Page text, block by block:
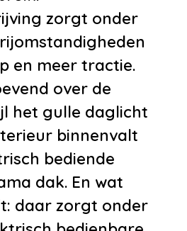
elektrisch
elektrisch
met verlichting
verwarmbaar
zorgt onder
en meer tractie.
over de
het gulle daglicht
binnenvalt
bediende
dak. En wat
daar zorgt onder